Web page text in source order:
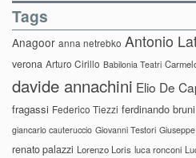
Tags
Anagoor anna netrebko Antonio
verona Arturo Cirillo Babilonia Teatri
davide annachini Elio De
fragassi Federico Tiezzi ferdinando bruni
giancarlo cauteruccio Giovanni Testori
renato palazzi Lorenzo Loris luca ronconi